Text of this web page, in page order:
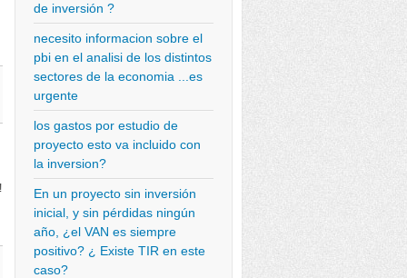
de inversión ?
necesito informacion sobre el
pbi en el analisi de los distintos
sectores de la economia ...es
urgente
los gastos por estudio de
proyecto esto va incluido con
la inversion?
En un proyecto sin inversión
inicial, y sin pérdidas ningún
año, ¿el VAN es siempre
positivo? ¿ Existe TIR en este
caso?